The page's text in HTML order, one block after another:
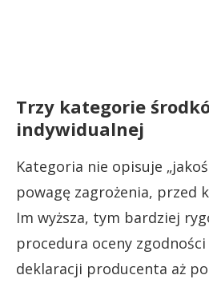
Trzy kategorie
indywidualnej
Kategoria nie opisuje
powagę zagrożenia, przed
Im wyższa, tym bardziej
procedura oceny
deklaracji producenta aż